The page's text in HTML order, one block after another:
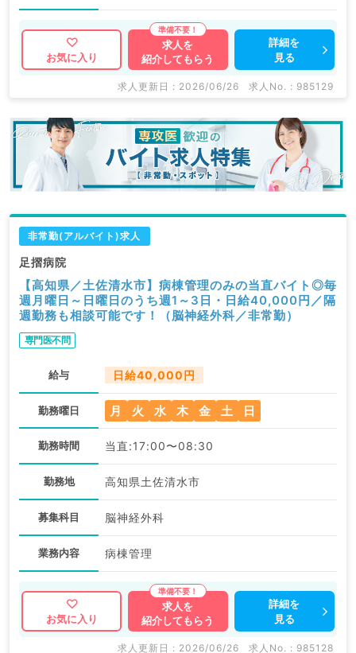
お気に入り
求人を
紹介してもらう
詳細を
見る
求人更新日 : 2026/06/26 求人No. : 985129
非常勤(アルバイト)求人
足摺病院
【高知県／土佐清水市】病棟管理のみの当直バイト◎毎
週月曜日～日曜日のうち週1～3日・日給40,000円／隔
週勤務も相談可能です！（脳神経外科／非常勤）
専門医不問
給与 日給40,000円
勤務曜日 月 火 水 木 金 土 日
勤務時間 当直:17:00〜08:30
勤務地 高知県土佐清水市
募集科目 脳神経外科
業務内容 病棟管理
お気に入り
求人を
紹介してもらう
詳細を
見る
求人更新日 : 2026/06/26 求人No. : 985128